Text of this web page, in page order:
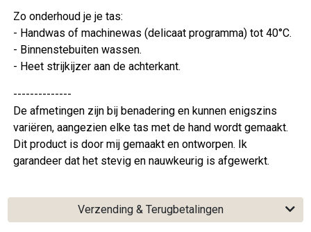
Zo onderhoud je je tas:
- Handwas of machinewas (delicaat programma) tot 40°C.
- Binnenstebuiten wassen.
- Heet strijkijzer aan de achterkant.
--------------
De afmetingen zijn bij benadering en kunnen enigszins
variëren, aangezien elke tas met de hand wordt gemaakt.
Dit product is door mij gemaakt en ontworpen. Ik
garandeer dat het stevig en nauwkeurig is afgewerkt.
Verzending & Terugbetalingen